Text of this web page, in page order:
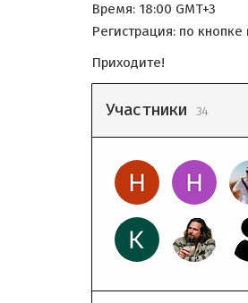
Время: 18:00 GMT+3
Регистрация: по
Приходите!
Участники 34